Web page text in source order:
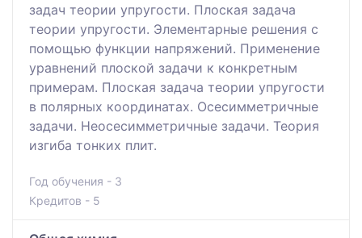
задач теории упругости. Плоская задача
теории упругости. Элементарные решения с
помощью функции напряжений. Применение
уравнений плоской задачи к конкретным
примерам. Плоская задача теории упругости
в полярных координатах. Осесимметричные
задачи. Неосесимметричные задачи. Теория
изгиба тонких плит.
Год обучения - 3
Кредитов - 5